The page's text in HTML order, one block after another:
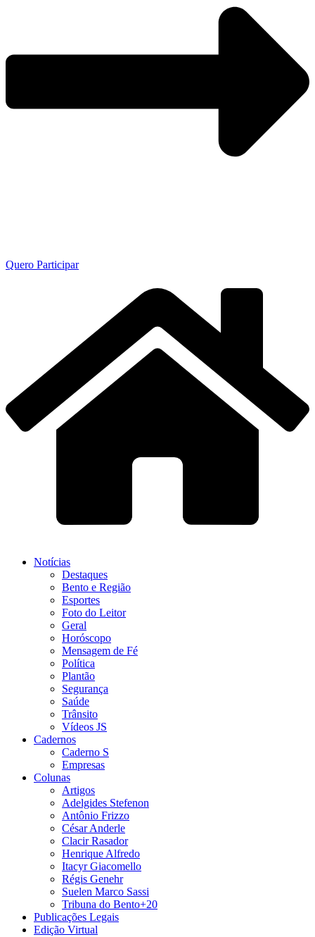
Quero Participar
Notícias
Destaques
Bento e Região
Esportes
Foto do Leitor
Geral
Horóscopo
Mensagem de Fé
Política
Plantão
Segurança
Saúde
Trânsito
Vídeos JS
Cadernos
Caderno S
Empresas
Colunas
Artigos
Adelgides Stefenon
Antônio Frizzo
César Anderle
Clacir Rasador
Henrique Alfredo
Itacyr Giacomello
Régis Genehr
Suelen Marco Sassi
Tribuna do Bento+20
Publicações Legais
Edição Virtual